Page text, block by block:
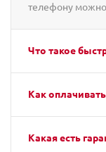
телефону можно
Что такое
Как оплачивать
Какая есть